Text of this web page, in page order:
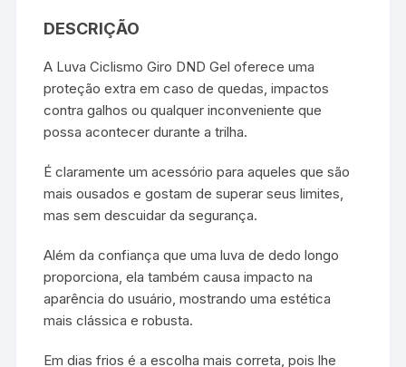
DESCRIÇÃO
A Luva Ciclismo Giro DND Gel oferece uma
proteção extra em caso de quedas, impactos
contra galhos ou qualquer inconveniente que
possa acontecer durante a trilha.
É claramente um acessório para aqueles que são
mais ousados e gostam de superar seus limites,
mas sem descuidar da segurança.
Além da confiança que uma luva de dedo longo
proporciona, ela também causa impacto na
aparência do usuário, mostrando uma estética
mais clássica e robusta.
Em dias frios é a escolha mais correta, pois lhe